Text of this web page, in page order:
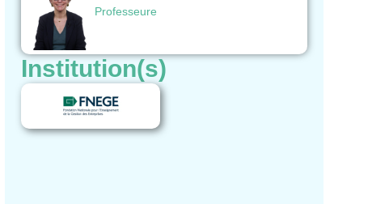
Professeure
Institution(s)